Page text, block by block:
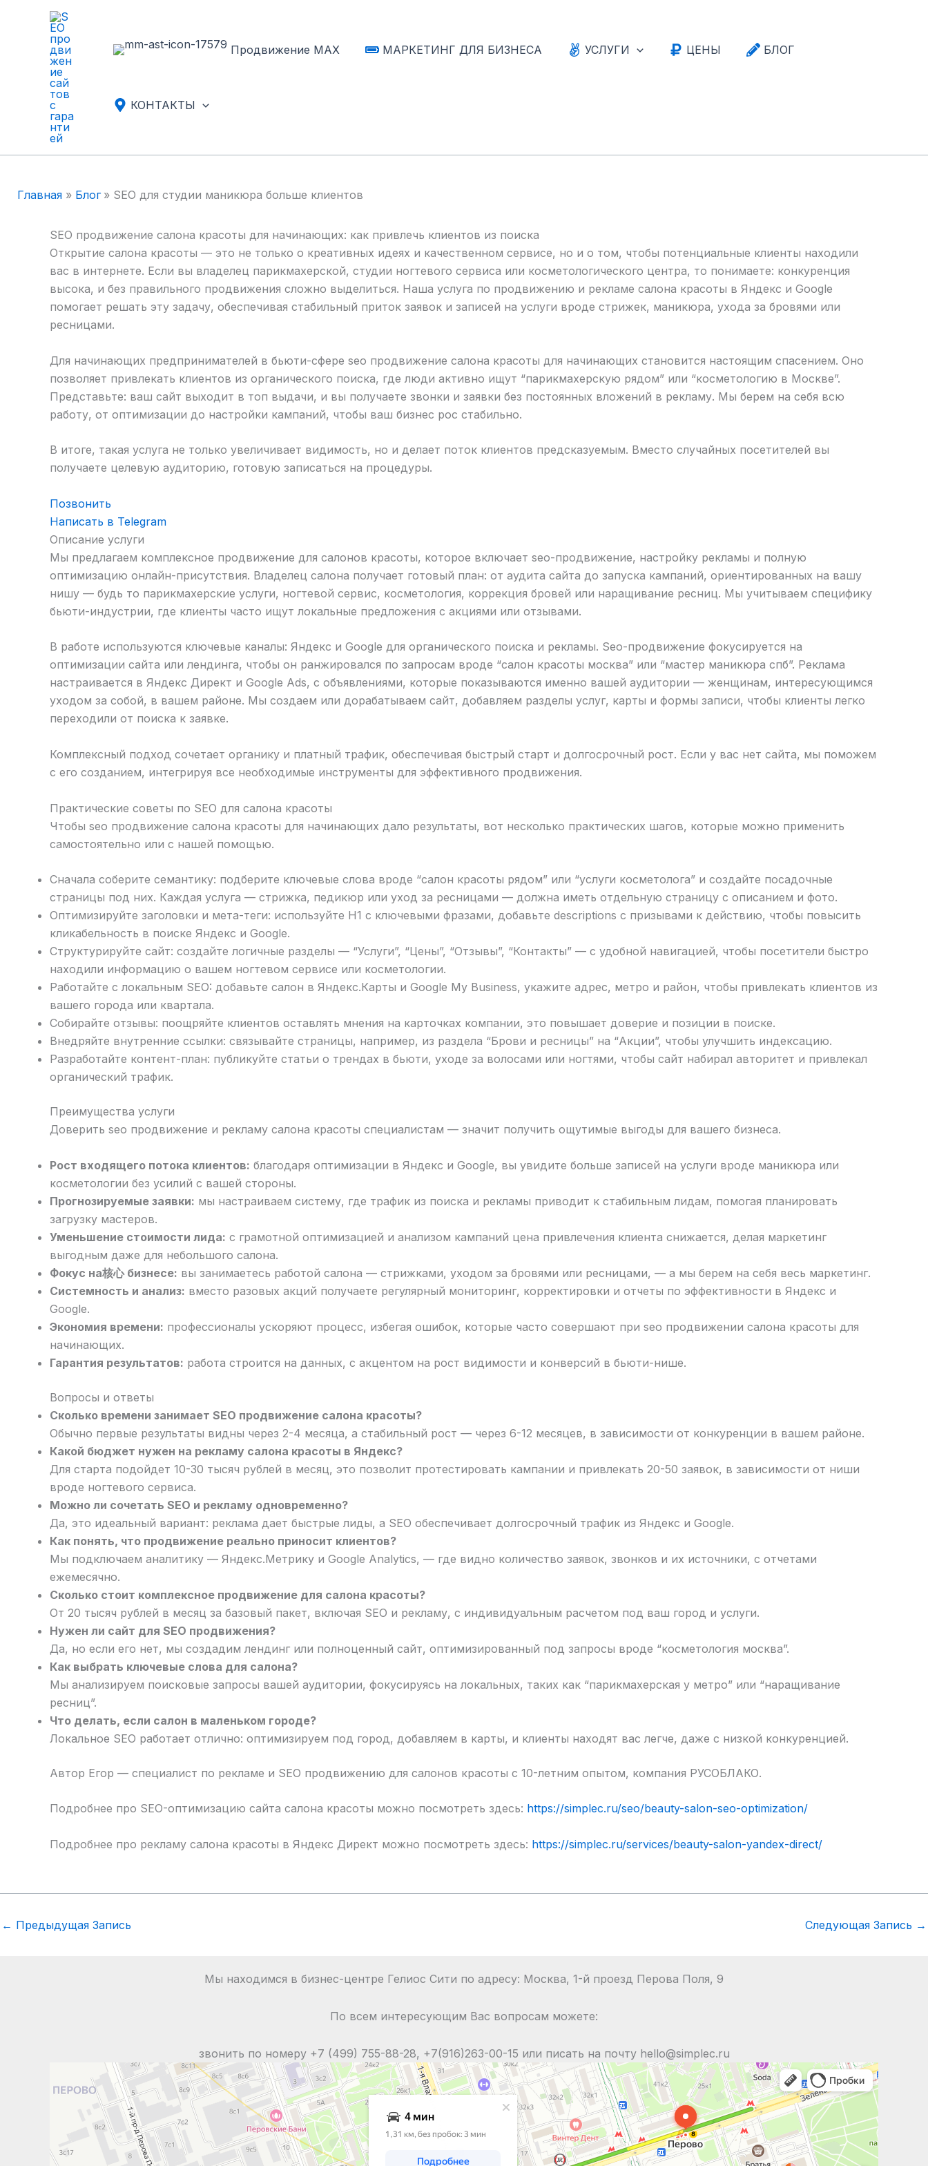
содержимому
Продвижение MAX МАРКЕТИНГ ДЛЯ БИЗНЕСА УСЛУГИ ЦЕНЫ БЛОГ
КОНТАКТЫ
Главная Блог SEO для студии маникюра больше клиентов
SEO продвижение салона красоты для начинающих: как привлечь клиентов из поиска
Открытие салона красоты — это не только о креативных идеях и качественном сервисе, но и о том, чтобы потенциальные клиенты находили
вас в интернете. Если вы владелец парикмахерской, студии ногтевого сервиса или косметологического центра, то понимаете: конкуренция
высока, и без правильного продвижения сложно выделиться. Наша услуга по продвижению и рекламе салона красоты в Яндекс и Google
помогает решать эту задачу, обеспечивая стабильный приток заявок и записей на услуги вроде стрижек, маникюра, ухода за бровями или
ресницами.
Для начинающих предпринимателей в бьюти-сфере seo продвижение салона красоты для начинающих становится настоящим спасением. Оно
позволяет привлекать клиентов из органического поиска, где люди активно ищут “парикмахерскую рядом” или “косметологию в Москве”.
Представьте: ваш сайт выходит в топ выдачи, и вы получаете звонки и заявки без постоянных вложений в рекламу. Мы берем на себя всю
работу, от оптимизации до настройки кампаний, чтобы ваш бизнес рос стабильно.
В итоге, такая услуга не только увеличивает видимость, но и делает поток клиентов предсказуемым. Вместо случайных посетителей вы
получаете целевую аудиторию, готовую записаться на процедуры.
Позвонить
Написать в Telegram
Описание услуги
Мы предлагаем комплексное продвижение для салонов красоты, которое включает seo-продвижение, настройку рекламы и полную
оптимизацию онлайн-присутствия. Владелец салона получает готовый план: от аудита сайта до запуска кампаний, ориентированных на вашу
нишу — будь то парикмахерские услуги, ногтевой сервис, косметология, коррекция бровей или наращивание ресниц. Мы учитываем специфику
бьюти-индустрии, где клиенты часто ищут локальные предложения с акциями или отзывами.
В работе используются ключевые каналы: Яндекс и Google для органического поиска и рекламы. Seo-продвижение фокусируется на
оптимизации сайта или лендинга, чтобы он ранжировался по запросам вроде “салон красоты москва” или “мастер маникюра спб”. Реклама
настраивается в Яндекс Директ и Google Ads, с объявлениями, которые показываются именно вашей аудитории — женщинам, интересующимся
уходом за собой, в вашем районе. Мы создаем или дорабатываем сайт, добавляем разделы услуг, карты и формы записи, чтобы клиенты легко
переходили от поиска к заявке.
Комплексный подход сочетает органику и платный трафик, обеспечивая быстрый старт и долгосрочный рост. Если у вас нет сайта, мы поможем
с его созданием, интегрируя все необходимые инструменты для эффективного продвижения.
Практические советы по SEO для салона красоты
Чтобы seo продвижение салона красоты для начинающих дало результаты, вот несколько практических шагов, которые можно применить
самостоятельно или с нашей помощью.
Сначала соберите семантику: подберите ключевые слова вроде “салон красоты рядом” или “услуги косметолога” и создайте посадочные
страницы под них. Каждая услуга — стрижка, педикюр или уход за ресницами — должна иметь отдельную страницу с описанием и фото.
Оптимизируйте заголовки и мета-теги: используйте H1 с ключевыми фразами, добавьте descriptions с призывами к действию, чтобы повысить
кликабельность в поиске Яндекс и Google.
Структурируйте сайт: создайте логичные разделы — “Услуги”, “Цены”, “Отзывы”, “Контакты” — с удобной навигацией, чтобы посетители быстро
находили информацию о вашем ногтевом сервисе или косметологии.
Работайте с локальным SEO: добавьте салон в Яндекс.Карты и Google My Business, укажите адрес, метро и район, чтобы привлекать клиентов из
вашего города или квартала.
Собирайте отзывы: поощряйте клиентов оставлять мнения на карточках компании, это повышает доверие и позиции в поиске.
Внедряйте внутренние ссылки: связывайте страницы, например, из раздела “Брови и ресницы” на “Акции”, чтобы улучшить индексацию.
Разработайте контент-план: публикуйте статьи о трендах в бьюти, уходе за волосами или ногтями, чтобы сайт набирал авторитет и привлекал
органический трафик.
Преимущества услуги
Доверить seo продвижение и рекламу салона красоты специалистам — значит получить ощутимые выгоды для вашего бизнеса.
Рост входящего потока клиентов: благодаря оптимизации в Яндекс и Google, вы увидите больше записей на услуги вроде маникюра или
косметологии без усилий с вашей стороны.
Прогнозируемые заявки: мы настраиваем систему, где трафик из поиска и рекламы приводит к стабильным лидам, помогая планировать
загрузку мастеров.
Уменьшение стоимости лида: с грамотной оптимизацией и анализом кампаний цена привлечения клиента снижается, делая маркетинг
выгодным даже для небольшого салона.
Фокус на核心 бизнесе: вы занимаетесь работой салона — стрижками, уходом за бровями или ресницами, — а мы берем на себя весь маркетинг.
Системность и анализ: вместо разовых акций получаете регулярный мониторинг, корректировки и отчеты по эффективности в Яндекс и
Google.
Экономия времени: профессионалы ускоряют процесс, избегая ошибок, которые часто совершают при seo продвижении салона красоты для
начинающих.
Гарантия результатов: работа строится на данных, с акцентом на рост видимости и конверсий в бьюти-нише.
Вопросы и ответы
Сколько времени занимает SEO продвижение салона красоты?
Обычно первые результаты видны через 2-4 месяца, а стабильный рост — через 6-12 месяцев, в зависимости от конкуренции в вашем районе.
Какой бюджет нужен на рекламу салона красоты в Яндекс?
Для старта подойдет 10-30 тысяч рублей в месяц, это позволит протестировать кампании и привлекать 20-50 заявок, в зависимости от ниши
вроде ногтевого сервиса.
Можно ли сочетать SEO и рекламу одновременно?
Да, это идеальный вариант: реклама дает быстрые лиды, а SEO обеспечивает долгосрочный трафик из Яндекс и Google.
Как понять, что продвижение реально приносит клиентов?
Мы подключаем аналитику — Яндекс.Метрику и Google Analytics, — где видно количество заявок, звонков и их источники, с отчетами
ежемесячно.
Сколько стоит комплексное продвижение для салона красоты?
От 20 тысяч рублей в месяц за базовый пакет, включая SEO и рекламу, с индивидуальным расчетом под ваш город и услуги.
Нужен ли сайт для SEO продвижения?
Да, но если его нет, мы создадим лендинг или полноценный сайт, оптимизированный под запросы вроде “косметология москва”.
Как выбрать ключевые слова для салона?
Мы анализируем поисковые запросы вашей аудитории, фокусируясь на локальных, таких как “парикмахерская у метро” или “наращивание
ресниц”.
Что делать, если салон в маленьком городе?
Локальное SEO работает отлично: оптимизируем под город, добавляем в карты, и клиенты находят вас легче, даже с низкой конкуренцией.
Автор Егор — специалист по рекламе и SEO продвижению для салонов красоты с 10-летним опытом, компания РУСОБЛАКО.
Подробнее про SEO-оптимизацию сайта салона красоты можно посмотреть здесь: https://simplec.ru/seo/beauty-salon-seo-optimization/
Подробнее про рекламу салона красоты в Яндекс Директ можно посмотреть здесь: https://simplec.ru/services/beauty-salon-yandex-direct/
← Предыдущая Запись Следующая Запись →
Мы находимся в бизнес-центре Гелиос Сити по адресу: Москва, 1-й проезд Перова Поля, 9
По всем интересующим Вас вопросам можете:
звонить по номеру +7 (499) 755-88-28, +7(916)263-00-15 или писать на почту hello@simplec.ru
Яндекс Карты